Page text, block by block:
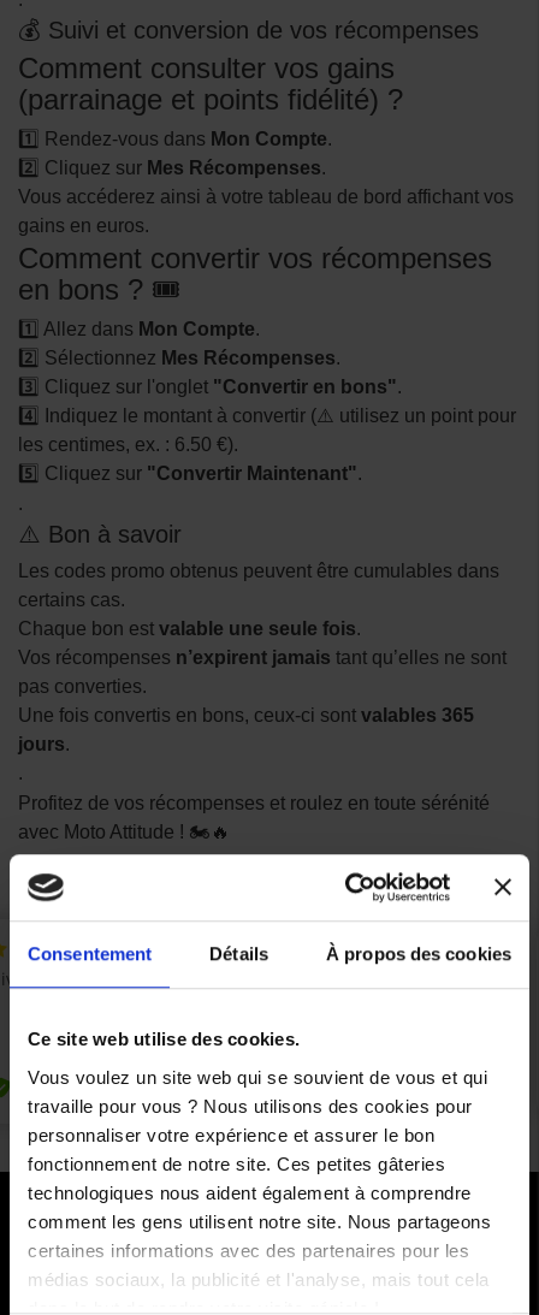
Consentement Détails À propos des cookies
Ce site web utilise des cookies.
Vous voulez un site web qui se souvient de vous et qui
travaille pour vous ? Nous utilisons des cookies pour
personnaliser votre expérience et assurer le bon
fonctionnement de notre site. Ces petites gâteries
technologiques nous aident également à comprendre
comment les gens utilisent notre site. Nous partageons
certaines informations avec des partenaires pour les
médias sociaux, la publicité et l'analyse, mais tout cela
dans le but de rendre votre visite géniale !
💰 Suivi et conversion de vos récompenses
Comment consulter vos gains
(parrainage et points fidélité) ?
1️⃣ Rendez-vous dans Mon Compte.
2️⃣ Cliquez sur Mes Récompenses.
Vous accéderez ainsi à votre tableau de bord affichant vos
gains en euros.
Comment convertir vos récompenses
en bons ? 🎟️
1️⃣ Allez dans Mon Compte.
2️⃣ Sélectionnez Mes Récompenses.
3️⃣ Cliquez sur l'onglet "Convertir en bons".
4️⃣ Indiquez le montant à convertir (⚠️ utilisez un point pour
les centimes, ex. : 6.50 €).
5️⃣ Cliquez sur "Convertir Maintenant".
.
⚠️ Bon à savoir
Les codes promo obtenus peuvent être cumulables dans
certains cas.
Chaque bon est valable une seule fois.
Vos récompenses n’expirent jamais tant qu’elles ne sont
pas converties.
Une fois convertis en bons, ceux-ci sont valables 365
jours.
.
Profitez de vos récompenses et roulez en toute sérénité
avec Moto Attitude ! 🏍️🔥
PAIEMENTS SÉCURISÉS
Cartes bancaires - PayPal